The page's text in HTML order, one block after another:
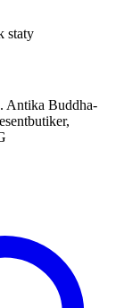
Antika Buddha-